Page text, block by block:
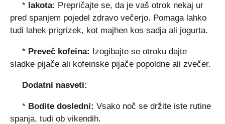
* lakota: Prepričajte se, da je vaš otrok nekaj ur
pred spanjem pojedel zdravo večerjo. Pomaga lahko
tudi lahek prigrizek, kot majhen kos sadja ali jogurta.
* Preveč kofeina: Izogibajte se otroku dajte
sladke pijače ali kofeinske pijače popoldne ali zvečer.
Dodatni nasveti:
* Bodite dosledni: Vsako noč se držite iste rutine
spanja, tudi ob vikendih.